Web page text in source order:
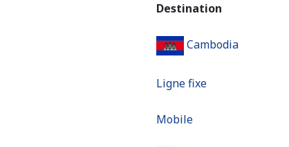
Destination
Cambodia
Ligne fixe
Mobile